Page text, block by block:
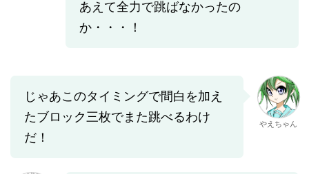
あえて全力で跳ばなかったの
か・・・！
じゃあこのタイミングで間白を加え
たブロック三枚でまた跳べるわけ
だ！
やえちゃん